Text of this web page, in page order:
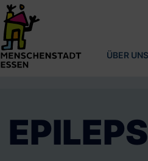
Zum
Inhalt
springen
ÜBER UNS